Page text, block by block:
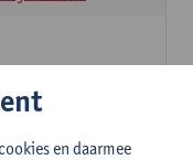
en daarmee